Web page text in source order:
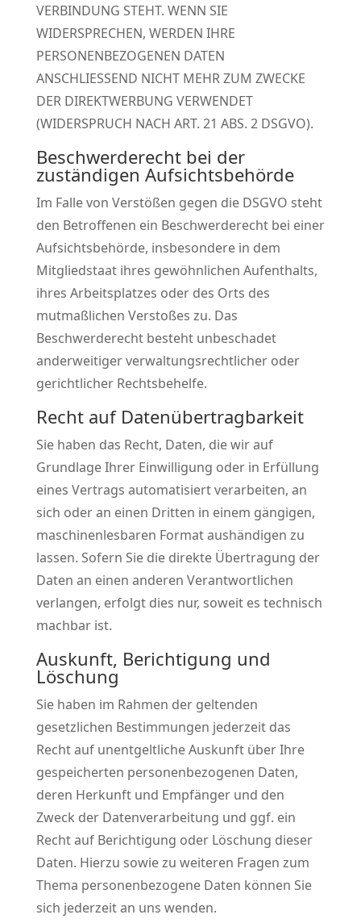
VERBINDUNG STEHT. WENN SIE
WIDERSPRECHEN, WERDEN IHRE
PERSONENBEZOGENEN DATEN
ANSCHLIESSEND NICHT MEHR ZUM ZWECKE
DER DIREKTWERBUNG VERWENDET
(WIDERSPRUCH NACH ART. 21 ABS. 2 DSGVO).
Beschwerde­recht bei der
zuständigen Aufsichts­behörde
Im Falle von Verstößen gegen die DSGVO steht
den Betroffenen ein Beschwerderecht bei einer
Aufsichtsbehörde, insbesondere in dem
Mitgliedstaat ihres gewöhnlichen Aufenthalts,
ihres Arbeitsplatzes oder des Orts des
mutmaßlichen Verstoßes zu. Das
Beschwerderecht besteht unbeschadet
anderweitiger verwaltungsrechtlicher oder
gerichtlicher Rechtsbehelfe.
Recht auf Daten­übertrag­barkeit
Sie haben das Recht, Daten, die wir auf
Grundlage Ihrer Einwilligung oder in Erfüllung
eines Vertrags automatisiert verarbeiten, an
sich oder an einen Dritten in einem gängigen,
maschinenlesbaren Format aushändigen zu
lassen. Sofern Sie die direkte Übertragung der
Daten an einen anderen Verantwortlichen
verlangen, erfolgt dies nur, soweit es technisch
machbar ist.
Auskunft, Berichtigung und
Löschung
Sie haben im Rahmen der geltenden
gesetzlichen Bestimmungen jederzeit das
Recht auf unentgeltliche Auskunft über Ihre
gespeicherten personenbezogenen Daten,
deren Herkunft und Empfänger und den
Zweck der Datenverarbeitung und ggf. ein
Recht auf Berichtigung oder Löschung dieser
Daten. Hierzu sowie zu weiteren Fragen zum
Thema personenbezogene Daten können Sie
sich jederzeit an uns wenden.